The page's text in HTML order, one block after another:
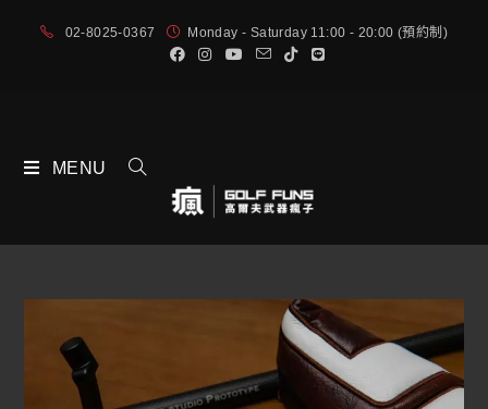
02-8025-0367 Monday - Saturday 11:00 - 20:00 (預約制)
MENU